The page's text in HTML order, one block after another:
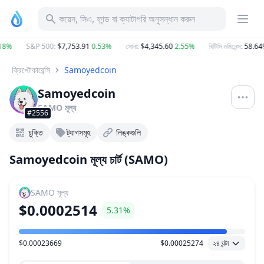
কয়েন, সিএ, ফান্ড বা ক্যাটাগরি অনুসন্ধান করুন
S&P 500:$7,753.91 0.53% সোনা:$4,345.602.55% বিটিসি ডমিনেন্স:58.64%
ক্রিপ্টোকারেন্সি Samoyedcoin
#2556
Samoyedcoin
SAMO মূল্য
চুক্তি ট্যাগসমূহ লিঙ্কগুলি
Samoyedcoin মূল্য চার্ট (SAMO)
SAMO মূল্য
$0.0002514 5.31%
মূল্য পরিসীমা
$0.00023669 $0.00025274 ২৪ ঘন্টা